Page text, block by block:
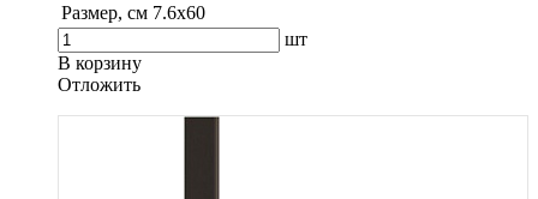
Размер, см 7.6х60
шт
В корзину
Oтложить